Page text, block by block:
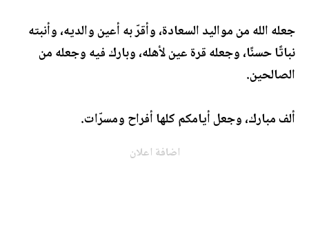
جعله الله من مواليد السعادة، وأقرّ به أعين والديه، وأنبته
نباتًا حسنًا، وجعله قرة عين لأهله، وبارك فيه وجعله من
الصالحين.
ألف مبارك، وجعل أيامكم كلها أفراح ومسرّات.
اضافة اعلان